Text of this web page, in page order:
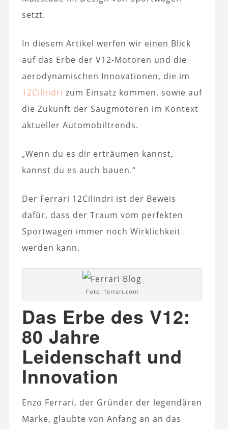
setzt.
In diesem Artikel werfen wir einen Blick
auf das Erbe der V12-Motoren und die
aerodynamischen Innovationen, die im
12Cilindri zum Einsatz kommen, sowie auf
die Zukunft der Saugmotoren im Kontext
aktueller Automobiltrends.
„Wenn du es dir erträumen kannst,
kannst du es auch bauen.“
Der Ferrari 12Cilindri ist der Beweis
dafür, dass der Traum vom perfekten
Sportwagen immer noch Wirklichkeit
werden kann.
Foto: ferrari.com
Das Erbe des V12:
80 Jahre
Leidenschaft und
Innovation
Enzo Ferrari, der Gründer der legendären
Marke, glaubte von Anfang an an das